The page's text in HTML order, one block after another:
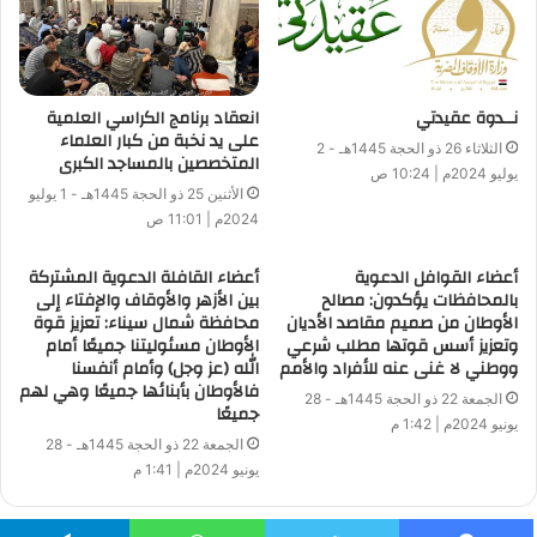
التوفيق في عملكم الكريم في خدمة الإسلام والمسلمين ” .
كما تلقى معالي وزير الأوقاف دعوة لزيارة الجامعة المصرية
للثقافة الإسلامية بكازاخستان للنظر في ضبط مناهجها وفق مناهج
الأزهر الشريف ، وإلقاء محاضرة عامة بها ، وعقد عدد من اللقاءات
2014م توقيع عدد من العقود مع بعض أساتذة جامعة الأزهر
المرشحين للعمل بالجامعة المصرية للثقافة الإسلامية بكازاخستان
التابعة لوزارة الأوقاف في إطار التعاون البنّاء بين جمهورية مصر
العربية وجمهورية كازاخستان ، وفي ضوء الدور الريادي لمصر الأزهر
في نشر الثقافة الإسلامية الصحيحة والفكر الوسطي في العالم كله .
نــدوة عقيدتي
الثلاثاء 26 ذو الحجة 1445هـ - 2
يوليو 2024م | 10:24 ص
انعقاد برنامج الكراسي العلمية
على يد نخبة من كبار العلماء
المتخصصين بالمساجد الكبرى
الأثنين 25 ذو الحجة 1445هـ - 1 يوليو
2024م | 11:01 ص
أعضاء القوافل الدعوية
بالمحافظات يؤكدون: مصالح
الأوطان من صميم مقاصد الأديان
وتعزيز أسس قوتها مطلب شرعي
ووطني لا غنى عنه للأفراد والأمم
الجمعة 22 ذو الحجة 1445هـ - 28
يونيو 2024م | 1:42 م
أعضاء القافلة الدعوية المشتركة
بين الأزهر والأوقاف والإفتاء إلى
محافظة شمال سيناء: تعزيز قوة
الأوطان مسئوليتنا جميعًا أمام
الله (عز وجل) وأمام أنفسنا
فالأوطان بأبنائها جميعًا وهي لهم
جميعًا
الجمعة 22 ذو الحجة 1445هـ - 28
يونيو 2024م | 1:41 م